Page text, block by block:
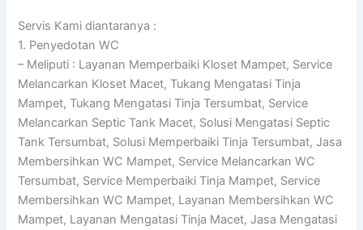
Servis Kami diantaranya :
1. Penyedotan WC
– Meliputi : Layanan Memperbaiki Kloset Mampet, Service
Melancarkan Kloset Macet, Tukang Mengatasi Tinja
Mampet, Tukang Mengatasi Tinja Tersumbat, Service
Melancarkan Septic Tank Macet, Solusi Mengatasi Septic
Tank Tersumbat, Solusi Memperbaiki Tinja Tersumbat, Jasa
Membersihkan WC Mampet, Service Melancarkan WC
Tersumbat, Service Memperbaiki Tinja Mampet, Service
Membersihkan WC Mampet, Layanan Membersihkan WC
Mampet, Layanan Mengatasi Tinja Macet, Jasa Mengatasi